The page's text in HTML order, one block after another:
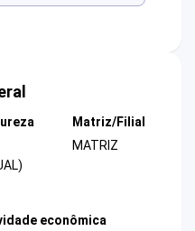
Matriz/Filial
MATRIZ
econômica